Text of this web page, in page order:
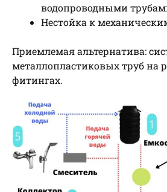
водопроводными
Нестойка к
Приемлемая альтернатива:
металлопластиковых труб на
фитингах.